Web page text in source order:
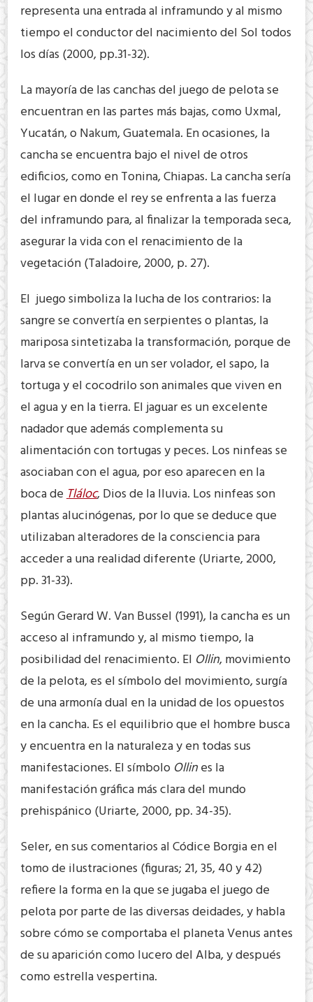
representa una entrada al inframundo y al mismo
tiempo el conductor del nacimiento del Sol todos
los días (2000, pp.31-32).
La mayoría de las canchas del juego de pelota se
encuentran en las partes más bajas, como Uxmal,
Yucatán, o Nakum, Guatemala. En ocasiones, la
cancha se encuentra bajo el nivel de otros
edificios, como en Tonina, Chiapas. La cancha sería
el lugar en donde el rey se enfrenta a las fuerza
del inframundo para, al finalizar la temporada seca,
asegurar la vida con el renacimiento de la
vegetación (Taladoire, 2000, p. 27).
El juego simboliza la lucha de los contrarios: la
sangre se convertía en serpientes o plantas, la
mariposa sintetizaba la transformación, porque de
larva se convertía en un ser volador, el sapo, la
tortuga y el cocodrilo son animales que viven en
el agua y en la tierra. El jaguar es un excelente
nadador que además complementa su
alimentación con tortugas y peces. Los ninfeas se
asociaban con el agua, por eso aparecen en la
boca deTláloc, Dios de la lluvia. Los ninfeas son
plantas alucinógenas, por lo que se deduce que
utilizaban alteradores de la consciencia para
acceder a una realidad diferente (Uriarte, 2000,
pp. 31-33).
Según Gerard W. Van Bussel (1991), la cancha es un
acceso al inframundo y, al mismo tiempo, la
posibilidad del renacimiento. El Ollin, movimiento
de la pelota, es el símbolo del movimiento, surgía
de una armonía dual en la unidad de los opuestos
en la cancha. Es el equilibrio que el hombre busca
y encuentra en la naturaleza y en todas sus
manifestaciones. El símbolo Ollines la
manifestación gráfica más clara del mundo
prehispánico (Uriarte, 2000, pp. 34-35).
Seler, en sus comentarios al Códice Borgia en el
tomo de ilustraciones (figuras; 21, 35, 40 y 42)
refiere la forma en la que se jugaba el juego de
pelota por parte de las diversas deidades, y habla
sobre cómo se comportaba el planeta Venus antes
de su aparición como lucero del Alba, y después
como estrella vespertina.